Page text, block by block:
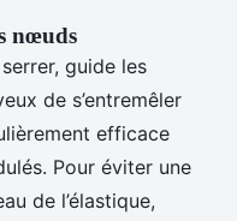
nœuds
guide les
de s’entremêler
efficace
Pour éviter une
de l’élastique,